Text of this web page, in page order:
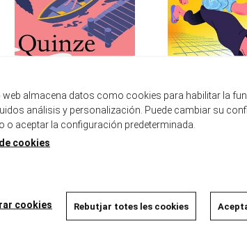
19,50 € Sala,
20,00
web almacena datos como cookies para habilitar la
análisis y personalización. Puede cambiar su
o aceptar la configuración predeterminada.
cookies
cookies Rebutjar totes les cookies